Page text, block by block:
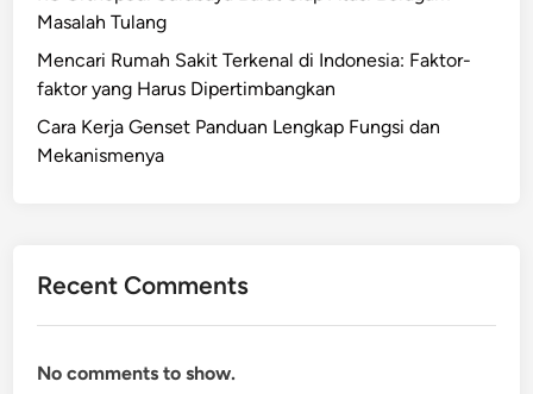
Masalah Tulang
Mencari Rumah Sakit Terkenal di Indonesia: Faktor-
faktor yang Harus Dipertimbangkan
Cara Kerja Genset Panduan Lengkap Fungsi dan
Mekanismenya
Recent Comments
No comments to show.